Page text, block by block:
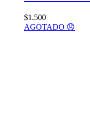
$1.500
AGOTADO 😞